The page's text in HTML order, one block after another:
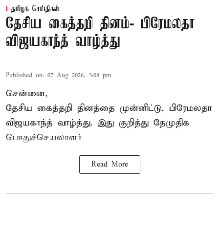
தமிழக செய்திகள்
தேசிய கைத்தறி தினம்- பிரேமலதா
விஜயகாந்த் வாழ்த்து
Published on: 07 Aug 2026, 3:08 pm
சென்னை,
தேசிய கைத்தறி தினத்தை முன்னிட்டு, பிரேமலதா
விஜயகாந்த் வாழ்த்து. இது குறித்து தேமுதிக
பொதுச்செயலாளர்
Read More